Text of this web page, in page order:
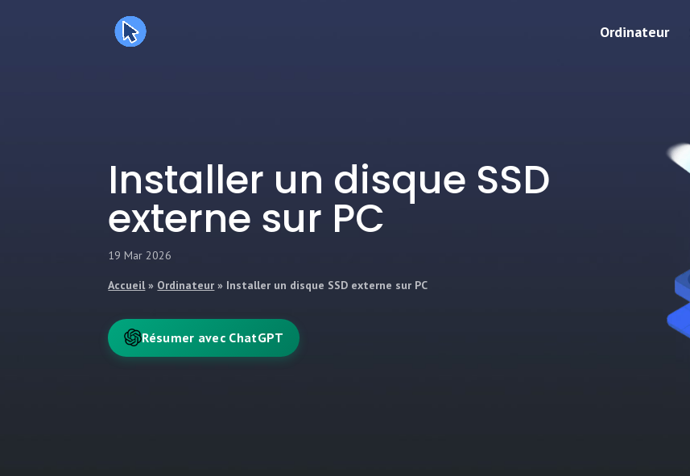
Ordinateur
Installer un disque SSD
externe sur PC
19 Mar 2026
Accueil» Ordinateur » Installer un disque SSD externe sur PC
Résumer avec ChatGPT